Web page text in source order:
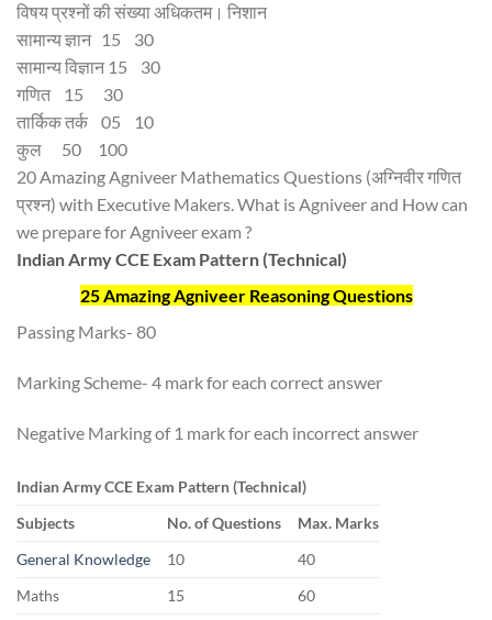
विषय प्रश्नों की संख्या अधिकतम। निशान
सामान्य ज्ञान 15 30
सामान्य विज्ञान 15 30
गणित 15 30
तार्किक तर्क 05 10
कुल 50 100
20 Amazing Agniveer Mathematics Questions (अग्निवीर गणित
प्रश्न) with Executive Makers. What is Agniveer and How can
we prepare for Agniveer exam ?
Indian Army CCE Exam Pattern (Technical)
25 Amazing Agniveer Reasoning Questions
Passing Marks- 80
Marking Scheme- 4 mark for each correct answer
Negative Marking of 1 mark for each incorrect answer
Indian Army CCE Exam Pattern (Technical)
Subjects
No. of Questions
Max. Marks
General Knowledge
10
40
Maths
15
60